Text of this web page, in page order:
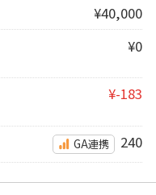
¥40,000
¥0
¥-183
GA連携 240